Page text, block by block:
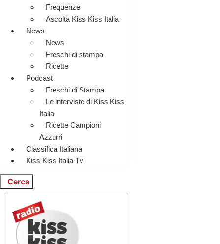
Frequenze
Ascolta Kiss Kiss Italia
News
News
Freschi di stampa
Ricette
Podcast
Freschi di Stampa
Le interviste di Kiss Kiss
Italia
Ricette Campioni
Azzurri
Classifica Italiana
Kiss Kiss Italia Tv
Cerca